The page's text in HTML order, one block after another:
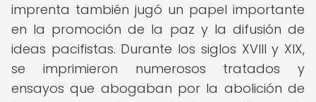
imprenta también jugó un papel importante
en la promoción de la paz y la difusión de
ideas pacifistas. Durante los siglos XVIII y XIX,
se imprimieron numerosos tratados y
ensayos que abogaban por la abolición de